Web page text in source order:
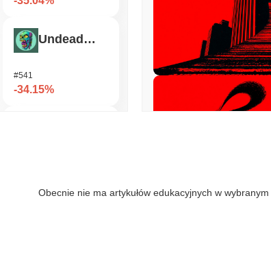
Undeads Games
#541
-34.15%
Obecnie nie ma artykułów edukacyjnych w